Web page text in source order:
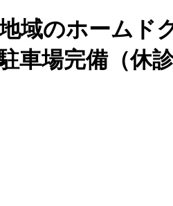
域のホームド
場完備（休診